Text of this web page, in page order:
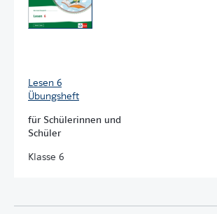
Lesen 6
Übungsheft
für Schülerinnen und
Schüler
Klasse 6